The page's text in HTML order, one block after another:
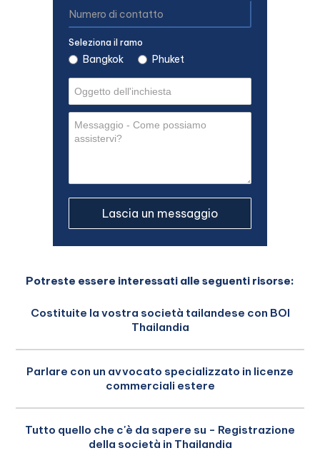
Seleziona il ramo
Bangkok Phuket
Potreste essere interessati alle seguenti risorse:
Costituite la vostra società tailandese con BOI
Thailandia
Parlare con un avvocato specializzato in licenze
commerciali estere
Tutto quello che c'è da sapere su - Registrazione
della società in Thailandia